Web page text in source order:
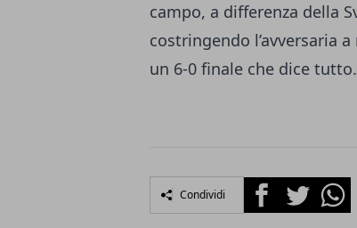
campo, a differenza della
costringendo l’avversaria
un 6-0 finale che dice tutto.
Condividi FacebookTwitter